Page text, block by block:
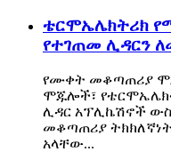
ቴርሞኤሌክትሪክ
የተገጠመ ሊዳርን
የሙቀት መቆጣጠሪያ
ሞጁሎች፣
ሊዳር አፕሊኬሽኖች
መቆጣጠሪያ
አላቸው...